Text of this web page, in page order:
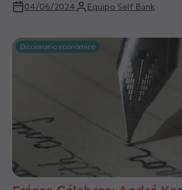
04/06/2024 Equipo Self Bank
Diccionario económico